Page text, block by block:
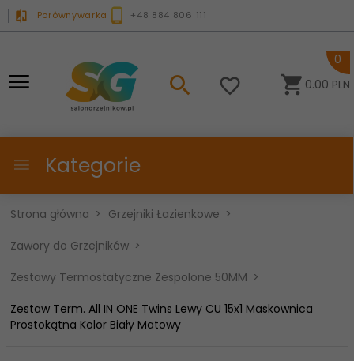
Porównywarka +48 884 806 111
0.00 PLN
0
Kategorie
Strona główna
Grzejniki Łazienkowe
Zawory do Grzejników
Zestawy Termostatyczne Zespolone 50MM
Zestaw Term. All IN ONE Twins Lewy CU 15x1 Maskownica
Prostokątna Kolor Biały Matowy